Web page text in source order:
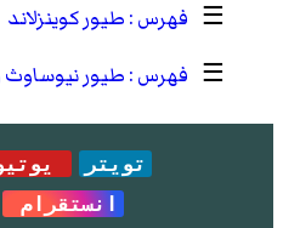
☰
طيور كوينزلاند
☰
طيور نيوساوث
تويتر
انستقرام